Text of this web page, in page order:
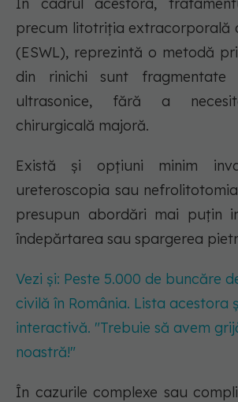
precum litotriția extracorporală
(ESWL), reprezintă o metodă
din rinichi sunt fragmentate
ultrasonice, fără a
chirurgicală majoră.
Există și opțiuni minim
ureteroscopia sau
presupun abordări mai puțin
îndepărtarea sau spargerea
Vezi și: Peste 5.000 de buncăre
civilă în România. Lista acestora
interactivă. "Trebuie să avem
noastră!"
În cazurile complexe sau